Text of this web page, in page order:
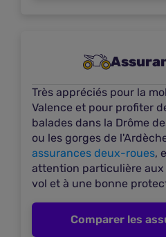
À 0,48 km
26000 VALENCE
Voir les
Plus
À 0,38 km
Très appréciés pour la
Valence et pour profiter
balades dans la Drôme
ou les gorges de
assurances deux-roues,
attention particulière
vol et à une bonne
Comparer les